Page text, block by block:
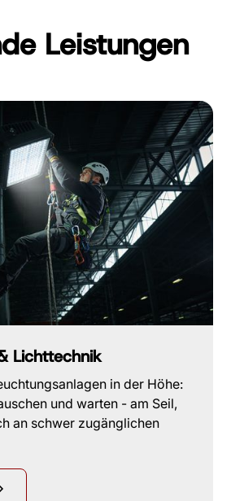
Leistungen
Lichttechnik
in der Höhe:
und warten - am Seil,
an schwer zugänglichen